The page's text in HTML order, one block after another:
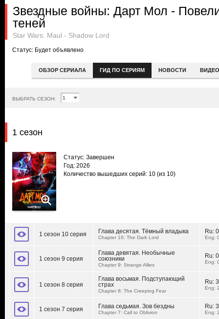
Звездные войны: Дарт Мол -
теней
Star Wars: Maul - Shadow Lord
Статус: Будет объявлено
ОБЗОР СЕРИАЛА ГИД ПО СЕРИЯМ НОВОСТИ ВИДЕО
ВЫБРАТЬ СЕЗОН:
1 сезон
Статус: Завершен
Год: 2026
Количество вышедших серий: 10 (из 10)
1 сезон 10 серия Глава десятая. Тёмный владыка
Chapter 10: The Dark Lord
Ru:
Eng:
1 сезон 9 серия
Глава девятая. Необычные
союзники
Chapter 9: Strange Allies
Ru:
Eng:
1 сезон 8 серия
Глава восьмая. Подступающий
страх
Chapter 8: The Creeping Fear
Ru:
Eng:
1 сезон 7 серия Глава седьмая. Зов бездны
Chapter 7: Call to Oblivion
Ru:
Eng: